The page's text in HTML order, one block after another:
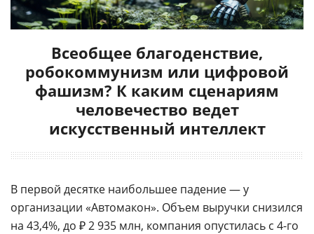
Всеобщее благоденствие,
робокоммунизм или цифровой
фашизм? К каким сценариям
человечество ведет
искусственный интеллект
В первой десятке наибольшее падение — у
организации «Автомакон». Объем выручки снизился
на 43,4%, до ₽ 2 935 млн, компания опустилась с 4-го